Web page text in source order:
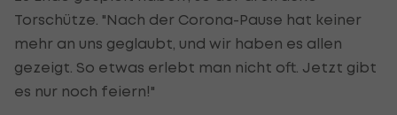
Torschütze. "Nach der Corona-Pause hat keiner
mehr an uns geglaubt, und wir haben es allen
gezeigt. So etwas erlebt man nicht oft. Jetzt gibt
es nur noch feiern!"